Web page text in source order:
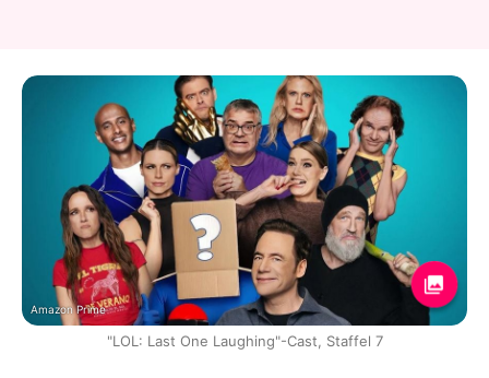
Amazon Prime
"LOL: Last One Laughing"-Cast, Staffel 7